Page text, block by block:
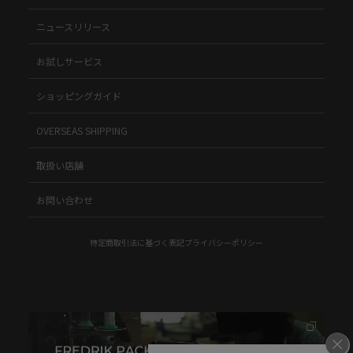
ニュースリリース
お試しサービス
ショッピングガイド
OVERSEAS SHIPPING
取扱い店舗
お問い合わせ
特定商取引法に基づく表記プライバシーポリシー